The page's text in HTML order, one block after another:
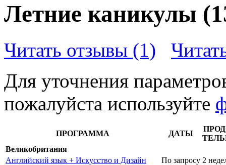
Летние каникулы
Читать отзывы (1)
Для уточнения
пожалуйста используйте
ПРОГРАММА ДАТЫ
Великобритания
Английский язык + Искусство и Дизайн
По запросу 2